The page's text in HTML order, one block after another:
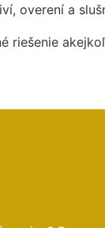
overení a
riešenie